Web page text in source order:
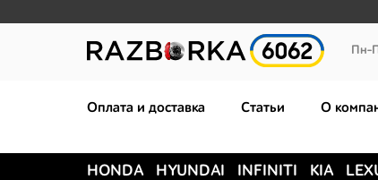
Пн-
Оплата и доставка Статьи О
HONDA HYUNDAI INFINITI KIA